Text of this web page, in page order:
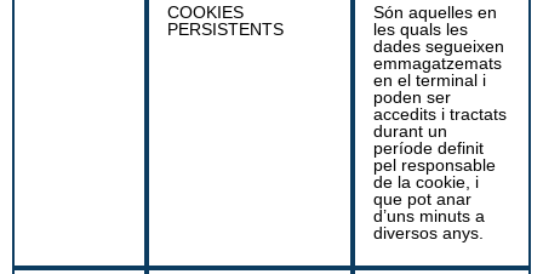
COOKIES
PERSISTENTS
Són aquelles en
les quals les
dades segueixen
emmagatzemats
en el terminal i
poden ser
accedits i tractats
durant un
període definit
pel responsable
de la cookie, i
que pot anar
d’uns minuts a
diversos anys.